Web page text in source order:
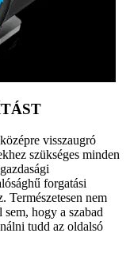
visszaugró
szükséges minden
forgatási
nem
hogy a szabad
tudd az oldalsó